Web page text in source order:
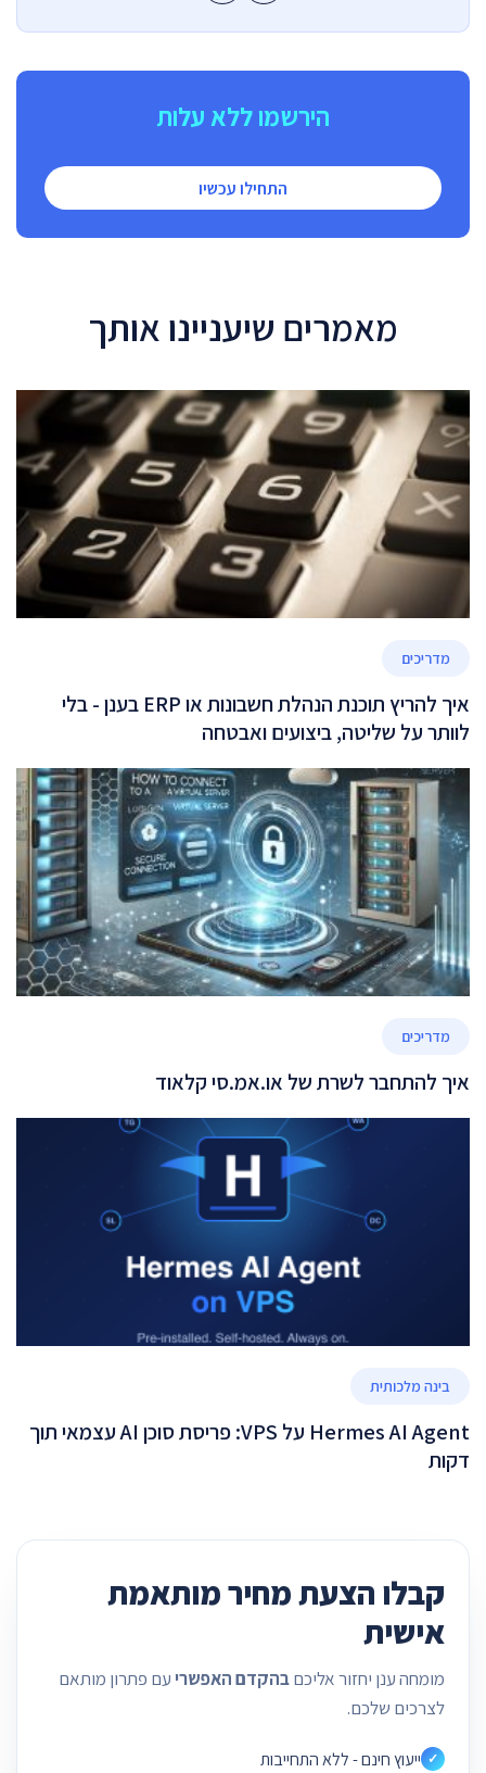
הירשמו ללא עלות
התחילו עכשיו
מאמרים שיעניינו אותך
מדריכים
איך להריץ תוכנת הנהלת חשבונות או ERP בענן - בלי
לוותר על שליטה, ביצועים ואבטחה
מדריכים
איך להתחבר לשרת של או.אמ.סי קלאוד
בינה מלכותית
Hermes AI Agent על VPS: פריסת סוכן AI עצמאי תוך
דקות
קבלו הצעת מחיר מותאמת
אישית
מומחה ענן יחזור אליכםבהקדם האפשרי עם פתרון מותאם
לצרכים שלכם.
✓ ייעוץ חינם - ללא התחייבות